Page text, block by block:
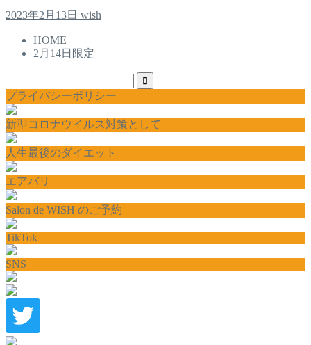
2023年2月13日 wish
HOME
2月14日限定
プライバシーポリシー
新型コロナウイルス対策として
人生最後のダイエット
エアバリ
Salon de WISH のご予約
TikTok
SNS